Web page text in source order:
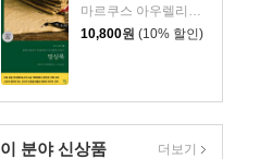
마르쿠스 아우렐리우스 저/박문재 역
10,800원 (10% 할인)
이 분야 신상품 더보기